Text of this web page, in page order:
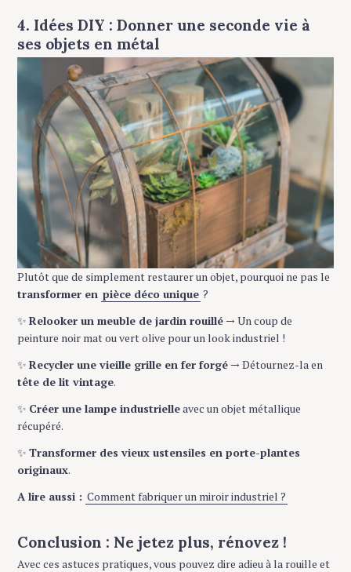
4. Idées DIY : Donner une seconde vie à
ses objets en métal
Plutôt que de simplement restaurer un objet, pourquoi ne pas le
transformer en pièce déco unique ?
✨ Relooker un meuble de jardin rouillé→ Un coup de
peinture noir mat ou vert olive pour un look industriel !
✨ Recycler une vieille grille en fer forgé→ Détournez-la en
tête de lit vintage.
✨ Créer une lampe industrielleavec un objet métallique
récupéré.
✨ Transformer des vieux ustensiles en porte-plantes
originaux.
A lire aussi : Comment fabriquer un miroir industriel ?
Conclusion : Ne jetez plus, rénovez !
Avec ces astuces pratiques, vous pouvez dire adieu à la rouille et
S
e
h
f
o